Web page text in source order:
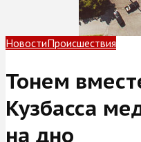
НовостиПроисшествия
Тонем
Кузбасса
на дно